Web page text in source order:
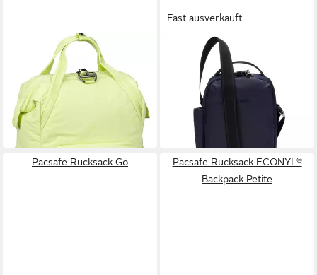
Rucksack CX
ab 153,92 € UVP199,90 €
-23%
lieferbar - in 2-3 Werktagen bei dir
Fast ausverkauft
PACSAFE
Umhängetasche Pacsafe V,
Polyester
132,90 €
lieferbar - in 2-3 Werktagen bei dir
Pacsafe Rucksack Go
Pacsafe Rucksack ECONYL®
Backpack Petite